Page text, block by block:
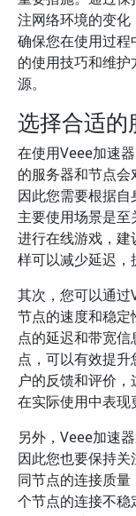
注网络环境的变化
确保您在使用过
的使用技巧和维
源。
选择合适的
在使用Veee加速
的服务器和节点会
因此您需要根据
主要使用场景是
进行在线游戏，
样可以减少延迟，
其次，您可以通
节点的速度和稳
点的延迟和带宽
点，可以有效提
户的反馈和评价
在实际使用中表现
另外，Veee加速
因此您也要保持
同节点的连接质
个节点的连接不